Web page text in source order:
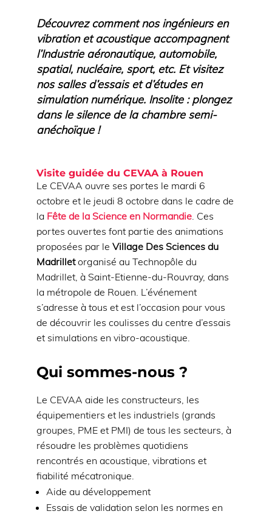
Découvrez comment nos ingénieurs en
vibration et acoustique accompagnent
l’Industrie aéronautique, automobile,
spatial, nucléaire, sport, etc. Et visitez
nos salles d’essais et d’études en
simulation numérique. Insolite : plongez
dans le silence de la chambre semi-
anéchoïque !
Visite guidée du CEVAA à Rouen
Le CEVAA ouvre ses portes le mardi 6
octobre et le jeudi 8 octobre dans le cadre de
la Fête de la Science en Normandie. Ces
portes ouvertes font partie des animations
proposées par le Village Des Sciences du
Madrilletorganisé au Technopôle du
Madrillet, à Saint-Etienne-du-Rouvray, dans
la métropole de Rouen. L’événement
s’adresse à tous et est l’occasion pour vous
de découvrir les coulisses du centre d’essais
et simulations en vibro-acoustique.
Qui sommes-nous ?
Le CEVAA aide les constructeurs, les
équipementiers et les industriels (grands
groupes, PME et PMI) de tous les secteurs, à
résoudre les problèmes quotidiens
rencontrés en acoustique, vibrations et
fiabilité mécatronique.
Aide au développement
Essais de validation selon les normes en